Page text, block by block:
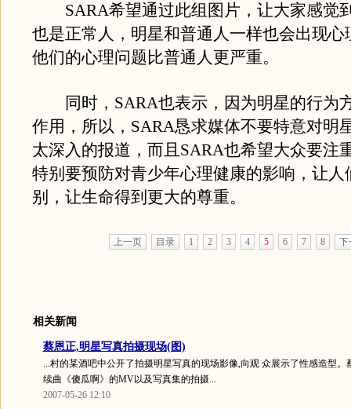
SARA希望通过此组图片，让大家感觉
也是正常人，明星和普通人一样也会出现心
他们的心理问题比普通人更严重。
同时，SARA也表示，因为明星的行为
作用，所以，SARA恳求媒体不要特意对明
太深入的报道，而且SARA也希望大众要注
特别要预防对青少年心理健康的影响，让人
别，让生命得到更大的尊重。
上一页 目录 1 2 3 4 5 6 7 8 下
相关新闻
蔡恩正,明星写真拍摄现场(图)
...村的某酒吧中公开了拍摄明星写真的现场影像,向观 众展示了性感造型。
续曲《傻瓜啊》的MV以及写真集的拍摄...
2007-05-26 12:10